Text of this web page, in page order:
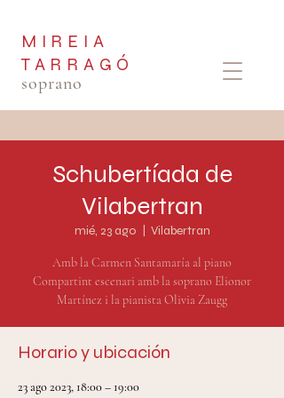
MIREIA
TARRAGÓ
soprano
Schubertíada de
Vilabertran
mié, 23 ago Vilabertran
Amb la Carmen Santamaría al piano
Compartint escenari amb la soprano Elionor
Martínez i la pianista Olivia Zaugg
Horario y ubicación
23 ago 2023, 18:00 – 19:00